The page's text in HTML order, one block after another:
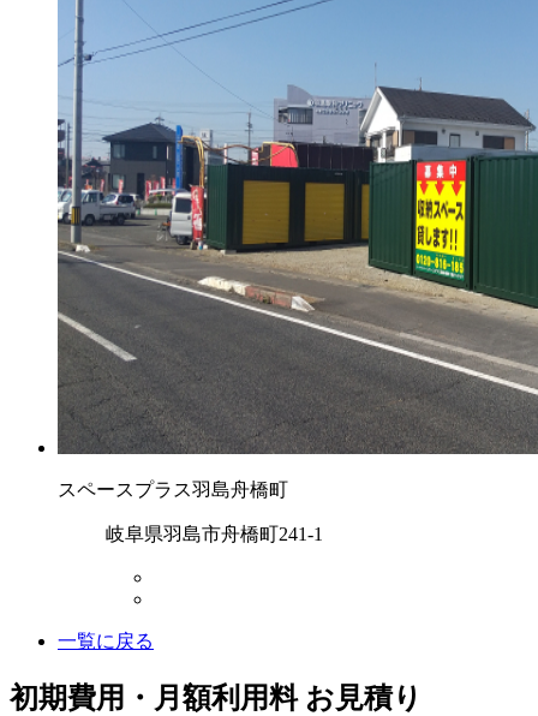
スペースプラス羽島舟橋町
岐阜県羽島市舟橋町241-1
一覧に戻る
初期費用・月額利用料 お見積り